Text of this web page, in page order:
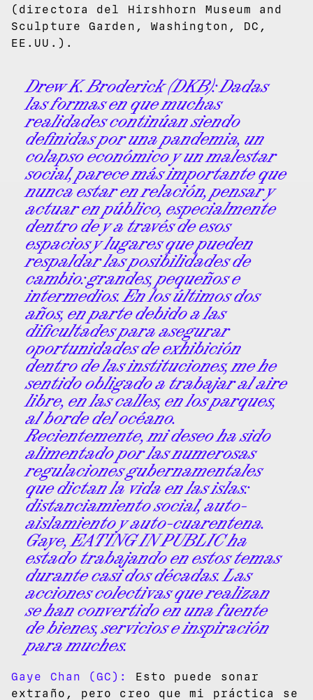
(directora del Hirshhorn Museum and
Sculpture Garden , Washington, DC,
EE.UU.).
Drew K. Broderick (DKB):Dadas
las formas en que muchas
realidades continúan siendo
definidas por una pandemia, un
colapso económico y un malestar
social, parece más importante que
nunca estar en relación, pensar y
actuar en público, especialmente
dentro de y a través de esos
espacios y lugares que pueden
respaldar las posibilidades de
cambio: grandes, pequeños e
intermedios. En los últimos dos
años, en parte debido a las
dificultades para asegurar
oportunidades de exhibición
dentro de las instituciones, me he
sentido obligado a trabajar al aire
libre, en las calles, en los parques,
al borde del océano.
Recientemente, mi deseo ha sido
alimentado por las numerosas
regulaciones gubernamentales
que dictan la vida en las islas:
distanciamiento social, auto-
aislamiento y auto-cuarentena.
Gaye, EATING IN PUBLIC ha
estado trabajando en estos temas
durante casi dos décadas. Las
acciones colectivas que realizan
se han convertido en una fuente
de bienes, servicios e inspiración
para muches.
Gaye Chan (GC):
Esto puede sonar
extraño, pero creo que mi práctica se